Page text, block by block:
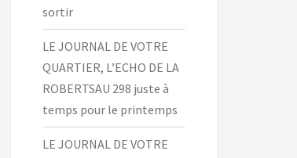
sortir
LE JOURNAL DE VOTRE
QUARTIER, L’ECHO DE LA
ROBERTSAU 298 juste à
temps pour le printemps
LE JOURNAL DE VOTRE